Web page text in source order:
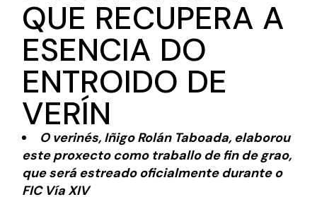
QUE RECUPERA A
ESENCIA DO
ENTROIDO DE
VERÍN
O verinés, Iñigo Rolán Taboada, elaborou
este proxecto como traballo de fin de grao,
que será estreado oficialmente durante o
FIC Vía XIV